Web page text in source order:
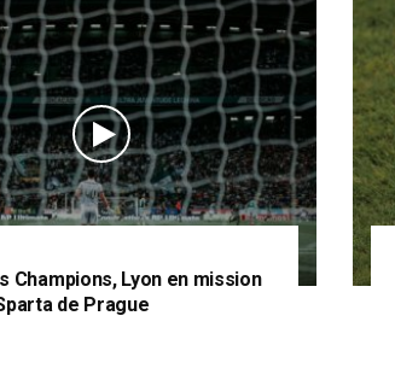
Champions, Lyon en mission
de Prague